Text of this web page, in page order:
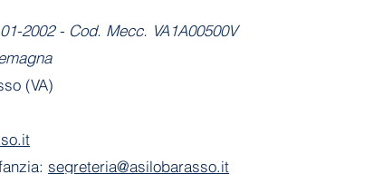
2002 - Cod. Mecc. VA1A00500V
(VA)
segreteria@asilobarasso.it